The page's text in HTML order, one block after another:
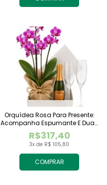
COMPRAR
3x de R$ 105,80
R$317,40
Orquídea Rosa Para Presente:
Acompanha Espumante E Duas
Taças